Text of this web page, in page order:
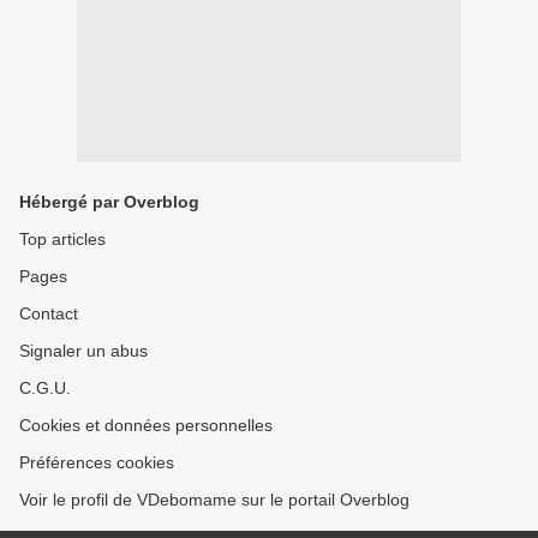
Hébergé par Overblog
Top articles
Pages
Contact
Signaler un abus
C.G.U.
Cookies et données personnelles
Préférences cookies
Voir le profil de VDebomame sur le portail Overblog